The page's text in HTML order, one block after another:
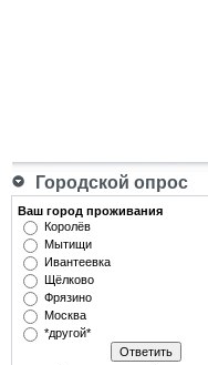
Городской опрос
Ваш город проживания
Королёв
Мытищи
Ивантеевка
Щёлково
Фрязино
Москва
*другой*